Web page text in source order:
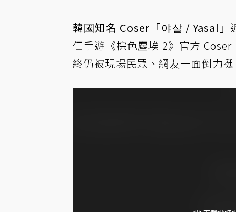
韓國知名 Coser「야살 / Yasal」
任手遊 《棕色塵埃 2》官方 Coser
終仍被現場民眾、網友一面倒力